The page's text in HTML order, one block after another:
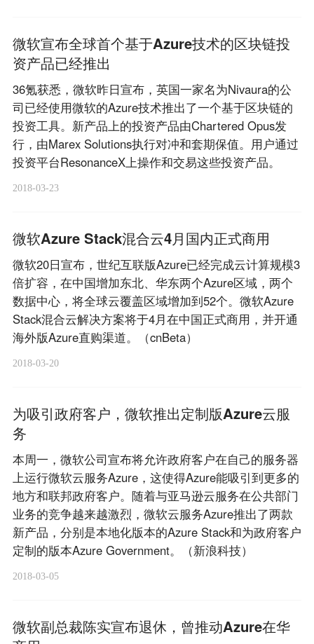
微软宣布全球首个基于Azure技术的区块链投
资产品已经推出
36氪获悉，微软昨日宣布，英国一家名为Nivaura的公
司已经使用微软的Azure技术推出了一个基于区块链的
投资工具。新产品上的投资产品由Chartered Opus发
行，由Marex Solutions执行对冲和套期保值。用户通过
投资平台ResonanceX上操作和交易这些投资产品。
2018-03-23
微软Azure Stack混合云4月国内正式商用
微软20日宣布，世纪互联版Azure已经完成云计算规模3
倍扩容，在中国增加东北、华东两个Azure区域，两个
数据中心，将全球云覆盖区域增加到52个。微软Azure
Stack混合云解决方案将于4月在中国正式商用，并开通
海外版Azure直购渠道。（cnBeta）
2018-03-20
为吸引政府客户，微软推出定制版Azure云服
务
本周一，微软公司宣布将允许政府客户在自己的服务器
上运行微软云服务Azure，这使得Azure能吸引到更多的
地方和联邦政府客户。随着与亚马逊云服务在公共部门
业务的竞争越来越激烈，微软云服务Azure推出了两款
新产品，分别是本地化版本的Azure Stack和为政府客户
定制的版本Azure Government。（新浪科技）
2018-03-05
微软副总裁陈实宣布退休，曾推动Azure在华